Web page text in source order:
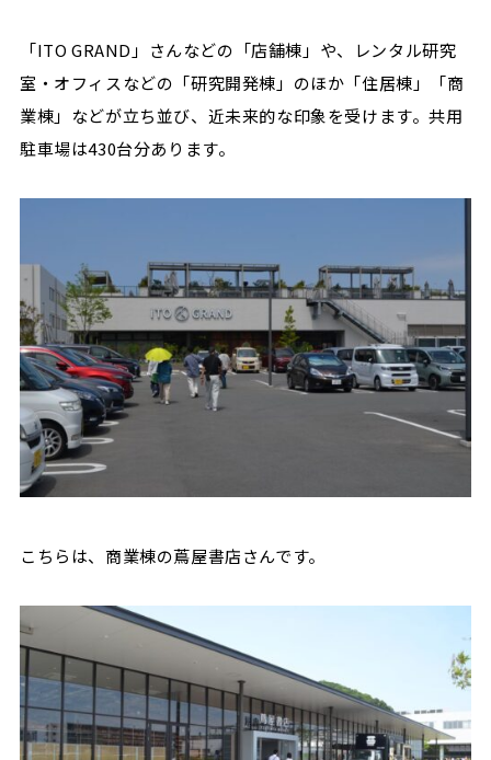
「ITO GRAND」さんなどの「店舗棟」や、レンタル研究
室・オフィスなどの「研究開発棟」のほか「住居棟」「商
業棟」などが立ち並び、近未来的な印象を受けます。共用
駐車場は430台分あります。
こちらは、商業棟の蔦屋書店さんです。